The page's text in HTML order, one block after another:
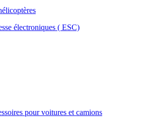
électroniques ( ESC)
pour voitures et camions